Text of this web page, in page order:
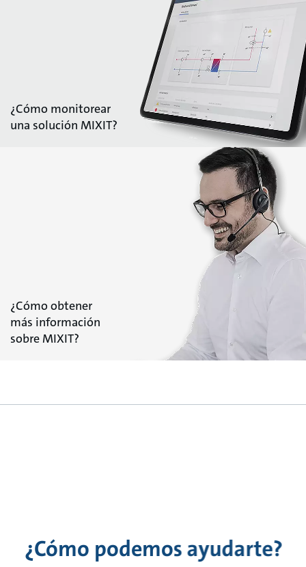
¿Cómo monitorear
una solución MIXIT?
¿Cómo obtener
más información
sobre MIXIT?
¿Cómo podemos ayudarte?